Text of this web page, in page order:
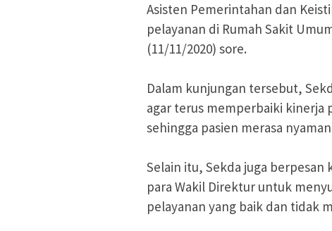
Asisten Pemerintahan dan
pelayanan di Rumah Sakit
(11/11/2020) sore.
Dalam kunjungan tersebut,
agar terus memperbaiki kinerja
sehingga pasien merasa
Selain itu, Sekda juga berpesan
para Wakil Direktur untuk
pelayanan yang baik dan tidak